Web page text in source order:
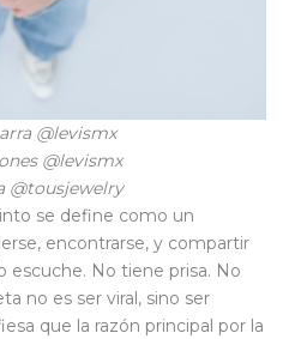
@levismx
@levismx
@tousjewelry
se define como un
encontrarse, y compartir
escuche. No tiene prisa. No
no es ser viral, sino ser
que la razón principal por la